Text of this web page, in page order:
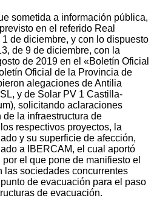
sometida a información pública,
en el referido Real
de diciembre, y con lo dispuesto
de 9 de diciembre, con la
de 2019 en el «Boletín Oficial
Oficial de la Provincia de
alegaciones de Antilia
y de Solar PV 1 Castilla-
solicitando aclaraciones
la infraestructura de
respectivos proyectos, la
y su superficie de afección,
a IBERCAM, el cual aportó
el que pone de manifiesto el
las sociedades concurrentes
de evacuación para el paso
de evacuación.